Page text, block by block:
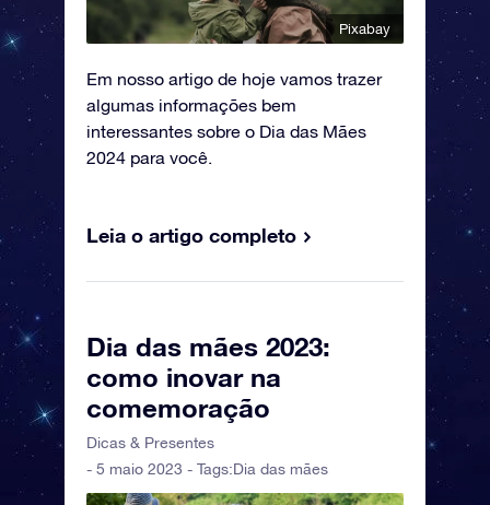
Pixabay
Em nosso artigo de hoje vamos trazer
algumas informações bem
interessantes sobre o Dia das Mães
2024 para você.
Leia o artigo completo
Dia das mães 2023:
como inovar na
comemoração
Dicas & Presentes
- 5 maio 2023 - Tags:Dia das mães